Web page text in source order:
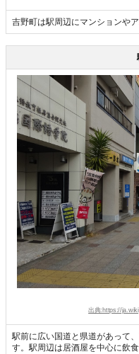
吉野町は駅周辺にマンションや
出典:https://
駅前に広い国道と県道があって
す。駅周辺は居酒屋を中心に飲食